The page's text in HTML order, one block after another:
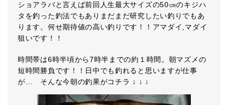
ショアラバと言えば前回人生最大サイズの50㎝のキジハ
タを釣った釣法でもありまだまだ研究したい釣りでもあ
ります。何せ期待値の高い釣りです！！アマダイ,マダイ
狙いです！！
時間帯は6時半頃から7時半までの約１時間。朝マズメの
短時間勝負です！！日中でも釣れると思いますが仕事
が… そんな今朝の釣果がコチラ ↓ ↓ ↓